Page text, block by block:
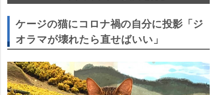
ケージの猫にコロナ禍の自分に投影「ジ
オラマが壊れたら直せばいい」